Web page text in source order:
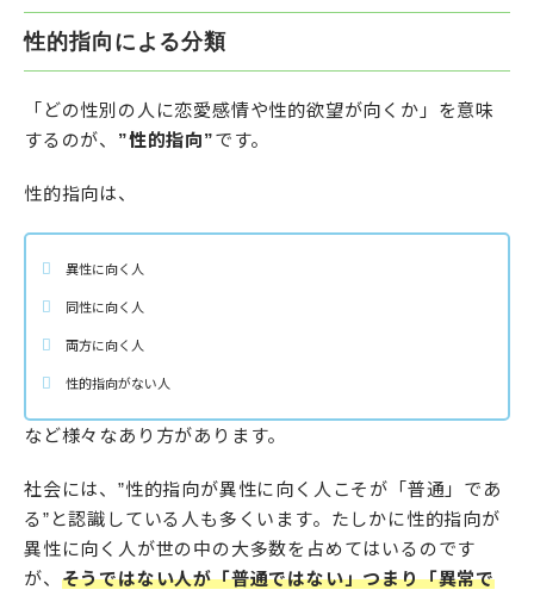
性的指向による分類
「どの性別の人に恋愛感情や性的欲望が向くか」を意味
するのが、 ”性的指向”です。
性的指向は、
異性に向く人
同性に向く人
両方に向く人
性的指向がない人
など様々なあり方があります。
社会には、”性的指向が異性に向く人こそが「普通」であ
る”と認識している人も多くいます。たしかに性的指向が
異性に向く人が世の中の大多数を占めてはいるのです
が、 そうではない人が「普通ではない」つまり「異常で